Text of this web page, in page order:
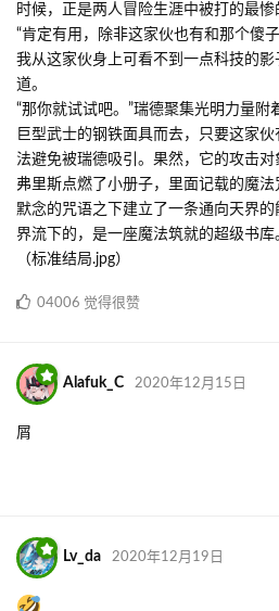
时候，正是两人冒险生涯中被打的最惨
“肯定有用，除非这家伙也有和那个傻
我从这家伙身上可看不到一点科技的影
道。
“那你就试试吧。”瑞德聚集光明力量
巨型武士的钢铁面具而去，只要这家
法避免被瑞德吸引。果然，它的攻击对
弗里斯点燃了小册子，里面记载的魔
默念的咒语之下建立了一条通向天界
界流下的，是一座魔法筑就的超级书库
（标准结局.jpg）
04006 觉得很赞
Alafuk_C 2020年12月15日
屑
Lv_da 2020年12月19日